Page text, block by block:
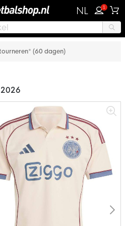
NL 1
(60 dagen)